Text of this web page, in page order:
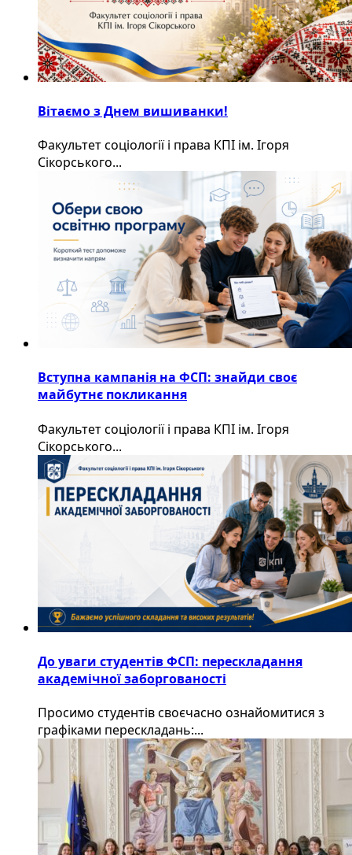
Вітаємо з Днем вишиванки!
Факультет соціології і права КПІ ім. Ігоря
Сікорського...
Вступна кампанія на ФСП: знайди своє
майбутнє покликання
Факультет соціології і права КПІ ім. Ігоря
Сікорського...
До уваги студентів ФСП: перескладання
академічної заборгованості
Просимо студентів своєчасно ознайомитися з
графіками перескладань:...